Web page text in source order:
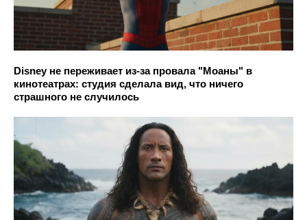
Disney не переживает из-за провала "Моаны" в
кинотеатрах: студия сделала вид, что ничего
страшного не случилось